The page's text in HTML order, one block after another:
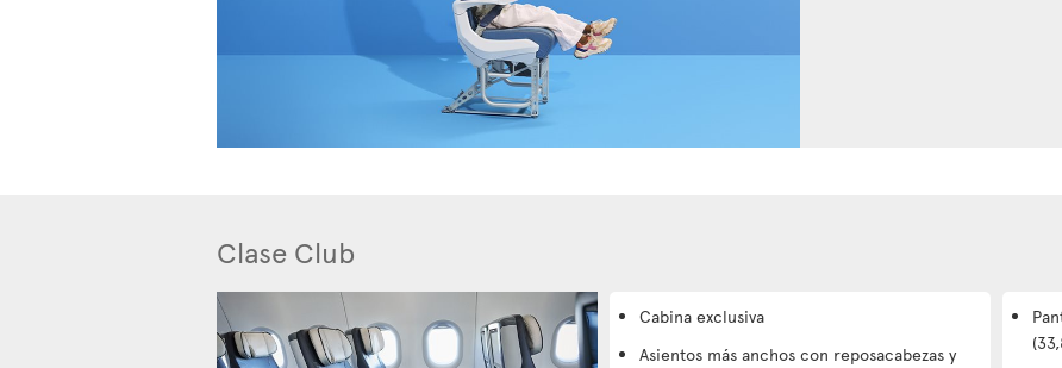
Clase Club
Cabina exclusiva
Asientos más anchos con reposacabezas y